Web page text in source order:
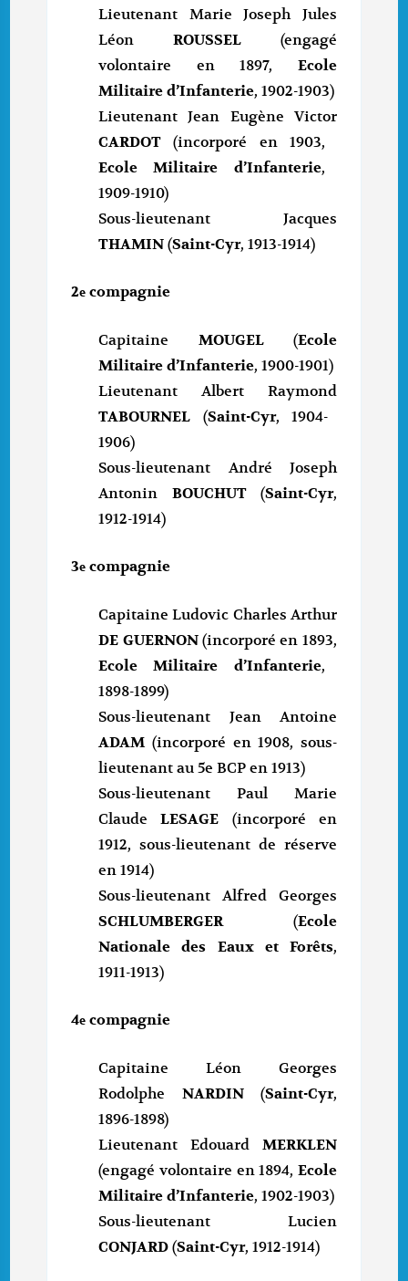
Lieutenant Marie Joseph Jules
Léon ROUSSEL (engagé
volontaire en 1897, Ecole
Militaire d’Infanterie, 1902-1903)
Lieutenant Jean Eugène Victor
CARDOT (incorporé en 1903,
Ecole Militaire d’Infanterie,
1909-1910)
Sous-lieutenant Jacques
THAMIN(Saint-Cyr, 1913-1914)
2e compagnie
Capitaine MOUGEL (Ecole
Militaire d’Infanterie, 1900-1901)
Lieutenant Albert Raymond
TABOURNEL (Saint-Cyr, 1904-
1906)
Sous-lieutenant André Joseph
Antonin BOUCHUT (Saint-Cyr,
1912-1914)
3e compagnie
Capitaine Ludovic Charles Arthur
DE GUERNON (incorporé en 1893,
Ecole Militaire d’Infanterie,
1898-1899)
Sous-lieutenant Jean Antoine
ADAM (incorporé en 1908, sous-
lieutenant au 5e BCP en 1913)
Sous-lieutenant Paul Marie
ClaudeLESAGE (incorporé en
1912, sous-lieutenant de réserve
en 1914)
Sous-lieutenant Alfred Georges
SCHLUMBERGER(Ecole
Nationale des Eaux et Forêts,
1911-1913)
4e compagnie
Capitaine Léon Georges
Rodolphe NARDIN (Saint-Cyr,
1896-1898)
Lieutenant Edouard MERKLEN
(engagé volontaire en 1894, Ecole
Militaire d’Infanterie, 1902-1903)
Sous-lieutenant Lucien
CONJARD(Saint-Cyr, 1912-1914)